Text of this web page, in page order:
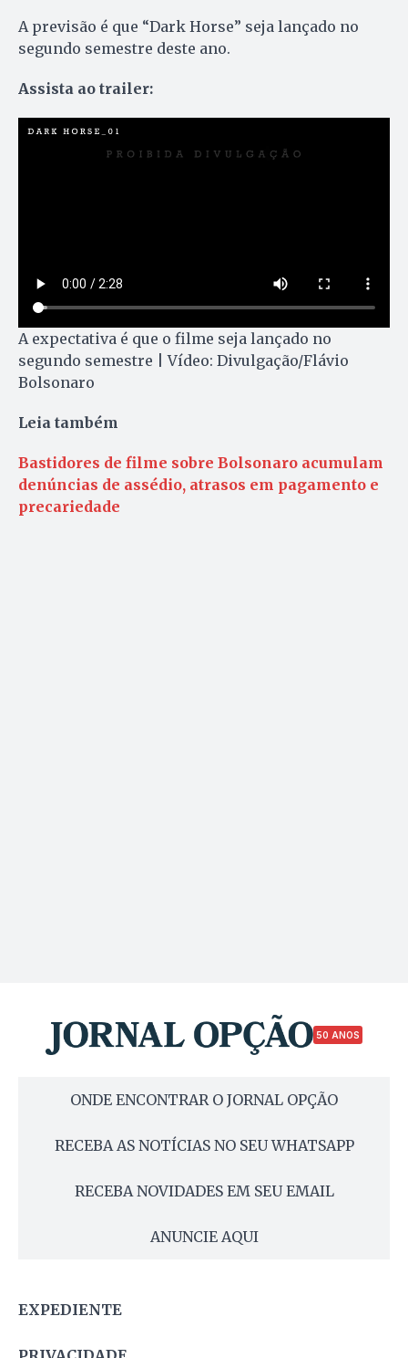
A previsão é que “Dark Horse” seja lançado no
segundo semestre deste ano.
Assista ao trailer:
A expectativa é que o filme seja lançado no
segundo semestre | Vídeo: Divulgação/Flávio
Bolsonaro
Leia também
Bastidores de filme sobre Bolsonaro acumulam
denúncias de assédio, atrasos em pagamento e
precariedade
50 ANOS
ONDE ENCONTRAR O JORNAL OPÇÃO
RECEBA AS NOTÍCIAS NO SEU WHATSAPP
RECEBA NOVIDADES EM SEU EMAIL
ANUNCIE AQUI
EXPEDIENTE